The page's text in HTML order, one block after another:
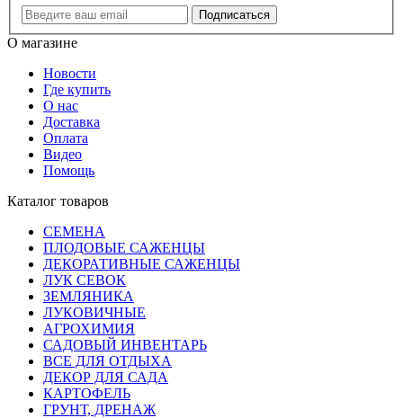
Подписаться
О магазине
Новости
Где купить
О нас
Доставка
Оплата
Видео
Помощь
Каталог товаров
СЕМЕНА
ПЛОДОВЫЕ САЖЕНЦЫ
ДЕКОРАТИВНЫЕ САЖЕНЦЫ
ЛУК СЕВОК
ЗЕМЛЯНИКА
ЛУКОВИЧНЫЕ
АГРОХИМИЯ
САДОВЫЙ ИНВЕНТАРЬ
ВСЕ ДЛЯ ОТДЫХА
ДЕКОР ДЛЯ САДА
КАРТОФЕЛЬ
ГРУНТ, ДРЕНАЖ